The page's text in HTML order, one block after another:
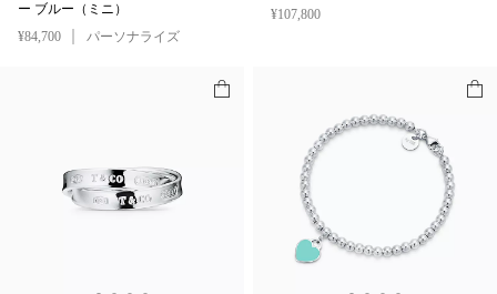
ー ブルー（ミニ）
¥84,700
パーソナライズ
¥107,800